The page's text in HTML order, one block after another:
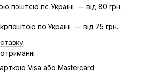
поштою по Україні — від 80 грн.
по Україні — від 75 грн.
Visa або Mastercard